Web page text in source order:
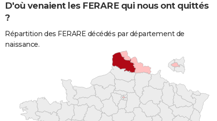
D'où venaient les FERARE qui nous ont quittés
?
Répartition des FERARE décédés par département de
naissance.